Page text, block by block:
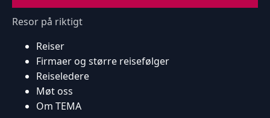
Resor på riktigt
Reiser
Firmaer og større reisefølger
Reiseledere
Møt oss
Om TEMA